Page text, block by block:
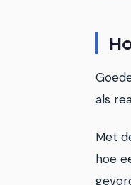
als
Met
hoe